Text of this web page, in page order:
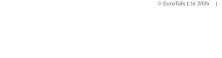
© EuroTalk Ltd 2026 |